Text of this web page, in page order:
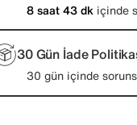
8 saat 43 dk içinde
30 Gün İade
30 gün içinde